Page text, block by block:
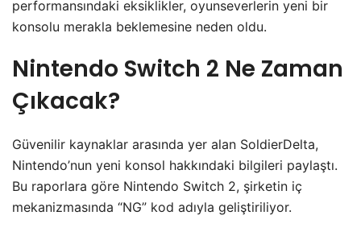
performansındaki eksiklikler, oyunseverlerin yeni bir
konsolu merakla beklemesine neden oldu.
Nintendo Switch 2 Ne Zaman
Çıkacak?
Güvenilir kaynaklar arasında yer alan SoldierDelta,
Nintendo’nun yeni konsol hakkındaki bilgileri paylaştı.
Bu raporlara göre Nintendo Switch 2, şirketin iç
mekanizmasında “NG” kod adıyla geliştiriliyor.